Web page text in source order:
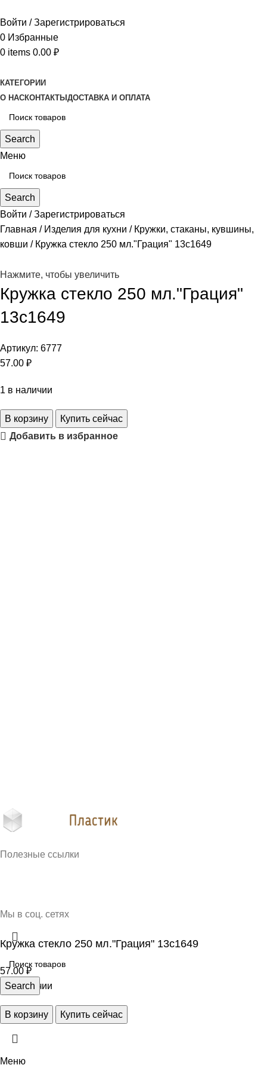
Войти / Зарегистрироваться
0 Избранные
0 items 0.00 ₽
КАТЕГОРИИ
О НАСКОНТАКТЫ ДОСТАВКА И ОПЛАТА
Search
Меню
Search
Войти / Зарегистрироваться
Главная
Изделия для кухни
Кружки, стаканы, кувшины,
ковши
Кружка стекло 250 мл."Грация" 13с1649
Нажмите, чтобы увеличить
Кружка стекло 250 мл."Грация"
13с1649
Артикул: 6777
57.00 ₽
1 в наличии
В корзину
Купить сейчас
Добавить в избранное
Полезные ссылки
Мы в соц. сетях
Search
Кружка стекло 250 мл."Грация" 13с1649
57.00 ₽
1 в наличии
В корзину Купить сейчас
Меню